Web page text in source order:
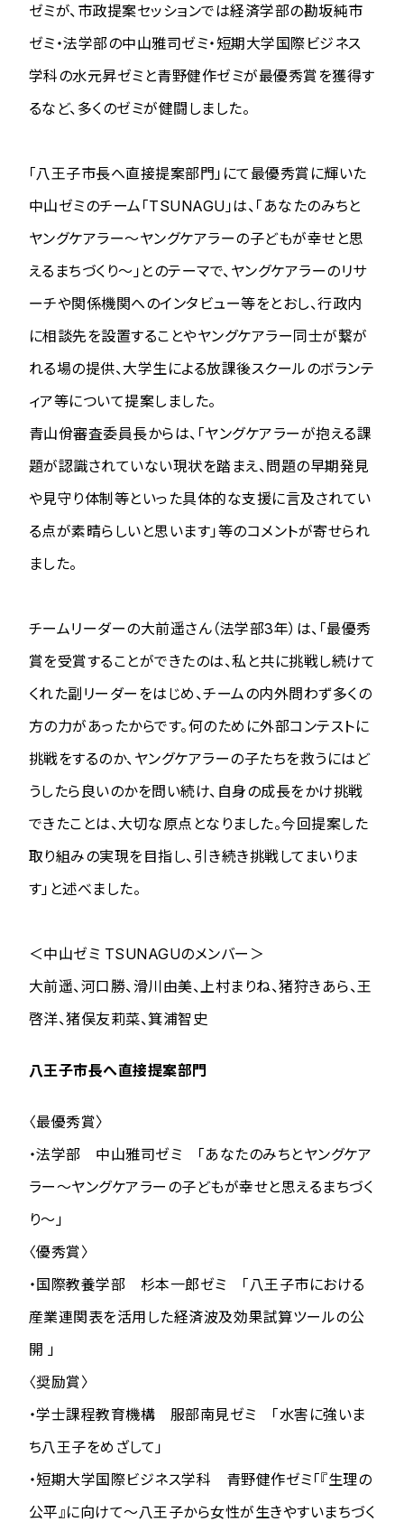
ゼミが、市政提案セッションでは経済学部の勘坂純市
ゼミ・法学部の中山雅司ゼミ・短期大学国際ビジネス
学科の水元昇ゼミと青野健作ゼミが最優秀賞を獲得す
るなど、多くのゼミが健闘しました。
「八王子市長へ直接提案部門」にて最優秀賞に輝いた
中山ゼミのチーム「TSUNAGU」は、「あなたのみちと
ヤングケアラー～ヤングケアラーの⼦どもが幸せと思
えるまちづくり～」とのテーマで、ヤングケアラーのリサ
ーチや関係機関へのインタビュー等をとおし、行政内
に相談先を設置することやヤングケアラー同士が繋が
れる場の提供、大学生による放課後スクールのボランテ
ィア等について提案しました。
青山佾審査委員長からは、「ヤングケアラーが抱える課
題が認識されていない現状を踏まえ、問題の早期発見
や見守り体制等といった具体的な支援に言及されてい
る点が素晴らしいと思います」等のコメントが寄せられ
ました。
チームリーダーの大前遥さん（法学部3年）は、「最優秀
賞を受賞することができたのは、私と共に挑戦し続けて
くれた副リーダーをはじめ、チームの内外問わず多くの
方の力があったからです。何のために外部コンテストに
挑戦をするのか、ヤングケアラーの子たちを救うにはど
うしたら良いのかを問い続け、自身の成長をかけ挑戦
できたことは、大切な原点となりました。今回提案した
取り組みの実現を目指し、引き続き挑戦してまいりま
す」と述べました。
＜中山ゼミ TSUNAGUのメンバー＞
⼤前遥、河⼝勝、滑川由美、上村まりね、猪狩きあら、王
啓洋、猪俣友莉菜、箕浦智史
八王子市長へ直接提案部門
〈最優秀賞〉
・法学部 中山雅司ゼミ 「あなたのみちとヤングケア
ラー～ヤングケアラーの⼦どもが幸せと思えるまちづく
り～」
〈優秀賞〉
・国際教養学部 杉本一郎ゼミ 「八王子市における
産業連関表を活用した経済波及効果試算ツールの公
開 」
〈奨励賞〉
・学士課程教育機構 服部南見ゼミ 「水害に強いま
ち八王子をめざして」
・短期大学国際ビジネス学科 青野健作ゼミ「『生理の
公平』に向けて～八王子から女性が生きやすいまちづく